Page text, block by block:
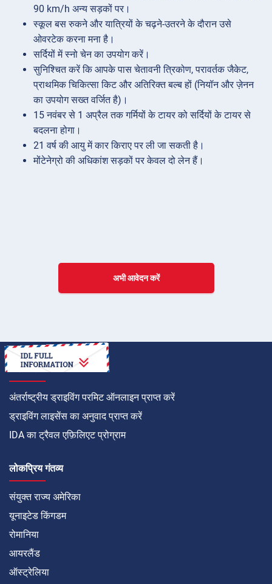
90 km/h अन्य सड़कों पर।
स्कूल बस रुकने और यात्रियों के चढ़ने-उतरने के दौरान उसे
ओवरटेक करना मना है।
सर्दियों में स्नो चेन का उपयोग करें।
सुनिश्चित करें कि आपके पास चेतावनी त्रिकोण, परावर्तक जैकेट,
प्राथमिक चिकित्सा किट और अतिरिक्त बल्ब हों (नियॉन और ज़ेनन
का उपयोग सख्त वर्जित है)।
15 नवंबर से 1 अप्रैल तक गर्मियों के टायर को सर्दियों के टायर से
बदलना होगा।
21 वर्ष की आयु में कार किराए पर ली जा सकती है।
मोंटेनेग्रो की अधिकांश सड़कों पर केवल दो लेन हैं।
अभी आवेदन करें
कैसे करें
अंतर्राष्ट्रीय ड्राइविंग परमिट ऑनलाइन प्राप्त करें
ड्राइविंग लाइसेंस का अनुवाद प्राप्त करें
IDA का ट्रैवल एफ़िलिएट प्रोग्राम
लोकप्रिय गंतव्य
संयुक्त राज्य अमेरिका
यूनाइटेड किंगडम
रोमानिया
आयरलैंड
ऑस्ट्रेलिया